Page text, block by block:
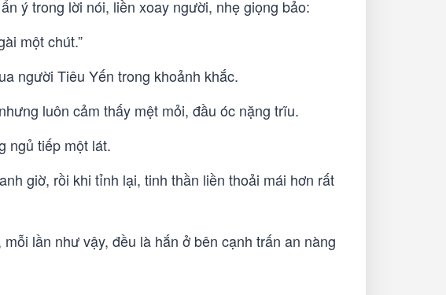
ý trong lời nói, liền xoay người, nhẹ giọng bảo:
một chút.”
người Tiêu Yến trong khoảnh khắc.
luôn cảm thấy mệt mỏi, đầu óc nặng trĩu.
ngủ tiếp một lát.
giờ, rồi khi tỉnh lại, tinh thần liền thoải mái hơn rất
lần như vậy, đều là hắn ở bên cạnh trấn an nàng